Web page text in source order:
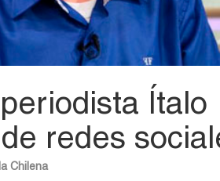
Ítalo
redes
Chilena